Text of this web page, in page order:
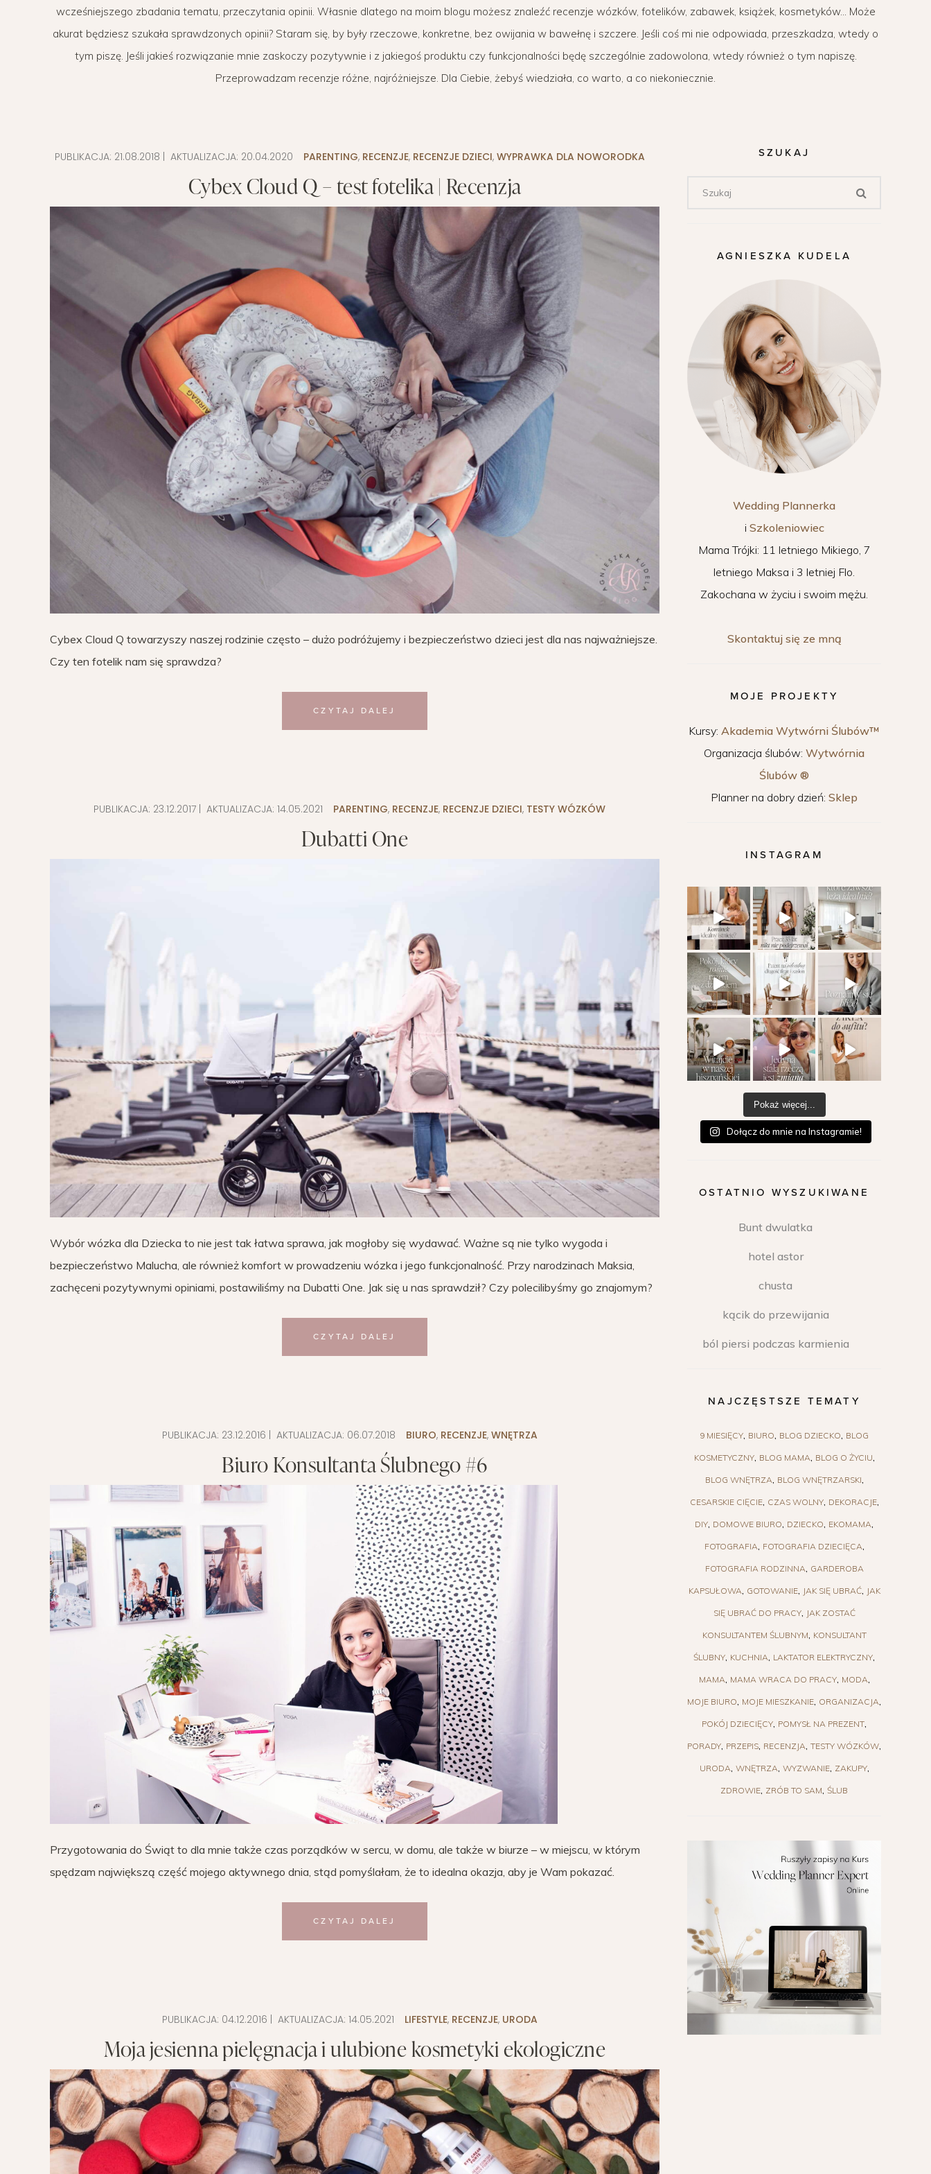
POKÓJ DZIECIĘCY
PORADY DLA RODZICÓW
WAKACJE Z DZIEĆMI
WYPRAWKA
ROZWÓJ OSOBISTY
URODA
WYPRAWKA
wcześniejszego zbadania tematu, przeczytania opinii. Własnie dlatego na moim blogu możesz znaleźć recenzje wózków, fotelików, zabawek, książek, kosmetyków… Może
akurat będziesz szukała sprawdzonych opinii? Staram się, by były rzeczowe, konkretne, bez owijania w bawełnę i szczere. Jeśli coś mi nie odpowiada, przeszkadza, wtedy o
tym piszę. Jeśli jakieś rozwiązanie mnie zaskoczy pozytywnie i z jakiegoś produktu czy funkcjonalności będę szczególnie zadowolona, wtedy również o tym napiszę.
Przeprowadzam recenzje różne, najróżniejsze. Dla Ciebie, żebyś wiedziała, co warto, a co niekoniecznie.
PUBLIKACJA: 21.08.2018 | AKTUALIZACJA: 20.04.2020 PARENTING, RECENZJE, RECENZJE DZIECI, WYPRAWKA DLA NOWORODKA
Cybex Cloud Q – test fotelika | Recenzja
Cybex Cloud Q towarzyszy naszej rodzinie często – dużo podróżujemy i bezpieczeństwo dzieci jest dla nas najważniejsze.
Czy ten fotelik nam się sprawdza?
CZYTAJ DALEJ
PUBLIKACJA: 23.12.2017 | AKTUALIZACJA: 14.05.2021 PARENTING, RECENZJE, RECENZJE DZIECI, TESTY WÓZKÓW
Dubatti One
Wybór wózka dla Dziecka to nie jest tak łatwa sprawa, jak mogłoby się wydawać. Ważne są nie tylko wygoda i
bezpieczeństwo Malucha, ale również komfort w prowadzeniu wózka i jego funkcjonalność. Przy narodzinach Maksia,
zachęceni pozytywnymi opiniami, postawiliśmy na Dubatti One. Jak się u nas sprawdził? Czy polecilibyśmy go znajomym?
CZYTAJ DALEJ
PUBLIKACJA: 23.12.2016 | AKTUALIZACJA: 06.07.2018 BIURO, RECENZJE, WNĘTRZA
Biuro Konsultanta Ślubnego #6
Przygotowania do Świąt to dla mnie także czas porządków w sercu, w domu, ale także w biurze – w miejscu, w którym
spędzam największą część mojego aktywnego dnia, stąd pomyślałam, że to idealna okazja, aby je Wam pokazać.
CZYTAJ DALEJ
PUBLIKACJA: 04.12.2016 | AKTUALIZACJA: 14.05.2021 LIFESTYLE, RECENZJE, URODA
Moja jesienna pielęgnacja i ulubione kosmetyki ekologiczne
SZUKAJ
AGNIESZKA KUDELA
Wedding Plannerka
i Szkoleniowiec
Mama Trójki: 11 letniego Mikiego, 7
letniego Maksa i 3 letniej Flo.
Zakochana w życiu i swoim mężu.
Skontaktuj się ze mną
MOJE PROJEKTY
Kursy: Akademia Wytwórni Ślubów™
Organizacja ślubów: Wytwórnia
Ślubów ®
Planner na dobry dzień: Sklep
INSTAGRAM
Pokaż więcej...
Dołącz do mnie na Instagramie!
OSTATNIO WYSZUKIWANE
Bunt dwulatka
hotel astor
chusta
kącik do przewijania
ból piersi podczas karmienia
NAJCZĘSTSZE TEMATY
9 MIESIĘCY BIURO BLOG DZIECKO BLOG
KOSMETYCZNY BLOG MAMA BLOG O ŻYCIU
BLOG WNĘTRZA BLOG WNĘTRZARSKI
CESARSKIE CIĘCIE CZAS WOLNY DEKORACJE
DIY DOMOWE BIURO DZIECKO EKOMAMA
FOTOGRAFIA FOTOGRAFIA DZIECIĘCA
FOTOGRAFIA RODZINNA GARDEROBA
KAPSUŁOWA GOTOWANIE JAK SIĘ UBRAĆ JAK
SIĘ UBRAĆ DO PRACY JAK ZOSTAĆ
KONSULTANTEM ŚLUBNYM KONSULTANT
ŚLUBNY KUCHNIA LAKTATOR ELEKTRYCZNY
MAMA MAMA WRACA DO PRACY MODA
MOJE BIURO MOJE MIESZKANIE ORGANIZACJA
POKÓJ DZIECIĘCY POMYSŁ NA PREZENT
PORADY PRZEPIS RECENZJA TESTY WÓZKÓW
URODA WNĘTRZA WYZWANIE ZAKUPY
ZDROWIE ZRÓB TO SAM ŚLUB